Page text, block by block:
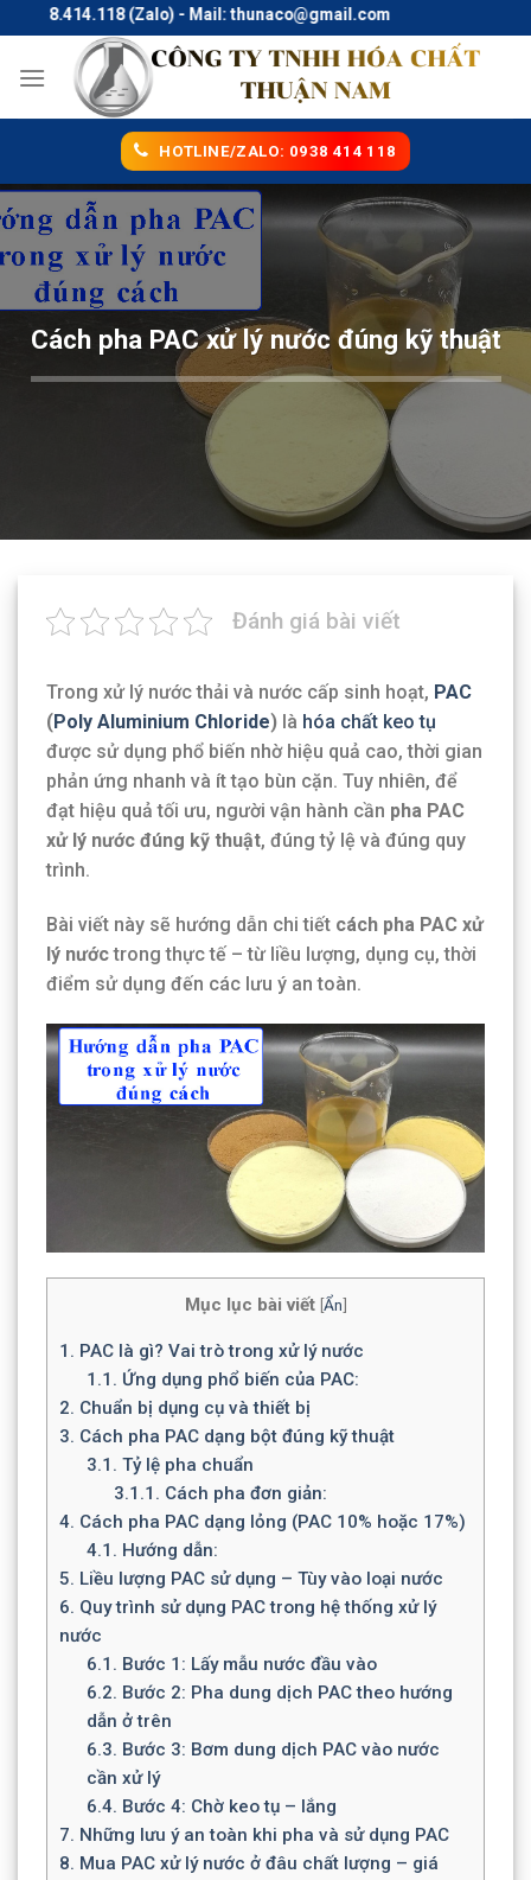
to
content
(Zalo) - Mail: thunaco@gmail.com
HOTLINE/ZALO: 0938 414 118
Cách pha PAC xử lý nước đúng kỹ thuật
Đánh giá bài viết
Trong xử lý nước thải và nước cấp sinh hoạt, PAC
(Poly Aluminium Chloride) là hóa chất keo tụ
được sử dụng phổ biến nhờ hiệu quả cao, thời gian
phản ứng nhanh và ít tạo bùn cặn. Tuy nhiên, để
đạt hiệu quả tối ưu, người vận hành cần pha PAC
xử lý nước đúng kỹ thuật, đúng tỷ lệ và đúng quy
trình.
Bài viết này sẽ hướng dẫn chi tiết cách pha PAC xử
lý nướctrong thực tế – từ liều lượng, dụng cụ, thời
điểm sử dụng đến các lưu ý an toàn.
Mục lục bài viết [Ẩn]
1. PAC là gì? Vai trò trong xử lý nước
1.1. Ứng dụng phổ biến của PAC:
2. Chuẩn bị dụng cụ và thiết bị
3. Cách pha PAC dạng bột đúng kỹ thuật
3.1. Tỷ lệ pha chuẩn
3.1.1. Cách pha đơn giản:
4. Cách pha PAC dạng lỏng (PAC 10% hoặc 17%)
4.1. Hướng dẫn:
5. Liều lượng PAC sử dụng – Tùy vào loại nước
6. Quy trình sử dụng PAC trong hệ thống xử lý
nước
6.1. Bước 1: Lấy mẫu nước đầu vào
6.2. Bước 2: Pha dung dịch PAC theo hướng
dẫn ở trên
6.3. Bước 3: Bơm dung dịch PAC vào nước
cần xử lý
6.4. Bước 4: Chờ keo tụ – lắng
7. Những lưu ý an toàn khi pha và sử dụng PAC
8. Mua PAC xử lý nước ở đâu chất lượng – giá